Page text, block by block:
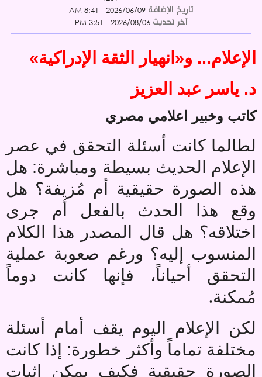
تاريخ الإضافة 2026/06/09 - 8:41 AM
آخر تحديث 2026/08/06 - 3:51 PM
الإعلام... و«انهيار الثقة الإدراكية»
د. ياسر عبد العزيز
كاتب وخبير اعلامي مصري
لطالما كانت أسئلة التحقق في عصر
الإعلام الحديث بسيطة ومباشرة: هل
هذه الصورة حقيقية أم مُزيفة؟ هل
وقع هذا الحدث بالفعل أم جرى
اختلاقه؟ هل قال المصدر هذا الكلام
المنسوب إليه؟ ورغم صعوبة عملية
التحقق أحياناً، فإنها كانت دوماً
مُمكنة.
لكن الإعلام اليوم يقف أمام أسئلة
مختلفة تماماً وأكثر خطورة: إذا كانت
الصورة حقيقية فكيف يمكن إثبات